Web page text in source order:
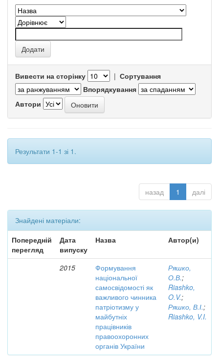
Вивести на сторінку | Сортування
Впорядкування
Автори
Результати 1-1 зі 1.
назад 1 далі
Знайдені матеріали:
Попередній
перегляд
Дата
випуску
Назва Автор(и)
2015
Формування
національної
самосвідомості як
важливого чинника
патріотизму у
майбутніх
працівників
правоохоронних
органів України
Ряшко,
О.В.;
Riashko,
O.V.;
Ряшко, В.І.;
Riashko, V.I.